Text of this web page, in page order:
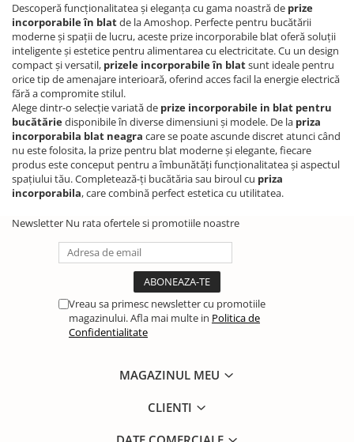
Descoperă funcționalitatea și eleganța cu gama noastră de prize
incorporabile în blatde la Amoshop. Perfecte pentru bucătării
moderne și spații de lucru, aceste prize incorporabile blat oferă soluții
inteligente și estetice pentru alimentarea cu electricitate. Cu un design
compact și versatil, prizele incorporabile în blatsunt ideale pentru
orice tip de amenajare interioară, oferind acces facil la energie electrică
fără a compromite stilul.
Alege dintr-o selecție variată de prize incorporabile in blat pentru
bucătăriedisponibile în diverse dimensiuni și modele. De la priza
incorporabila blat neagra care se poate ascunde discret atunci când
nu este folosita, la prize pentru blat moderne și elegante, fiecare
produs este conceput pentru a îmbunătăți funcționalitatea și aspectul
spațiului tău. Completează-ți bucătăria sau biroul cu priza
incorporabila, care combină perfect estetica cu utilitatea.
Newsletter Nu rata ofertele si promotiile noastre
Vreau sa primesc newsletter cu promotiile
magazinului. Afla mai multe in Politica de
Confidentialitate
MAGAZINUL MEU
CLIENTI